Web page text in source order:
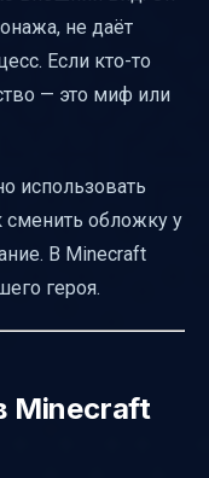
не даёт
Если кто-то
— это миф или
использовать
сменить обложку у
В Minecraft
героя.
Minecraft